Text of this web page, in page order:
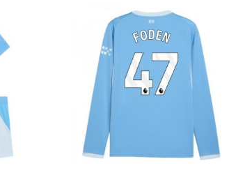
izberete
na
lahko
izberete
na
strani
izdelka